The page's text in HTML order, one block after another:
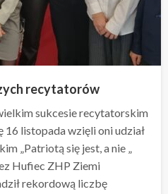
recytatorów
sukcesie recytatorskim
16 listopada wzięli oni udział
„Patriotą się jest, a nie „
Hufiec ZHP Ziemi
rekordową liczbę